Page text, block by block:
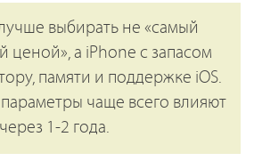
выбирать не «самый
ценой», а iPhone с запасом
памяти и поддержке iOS.
чаще всего влияют
1-2 года.